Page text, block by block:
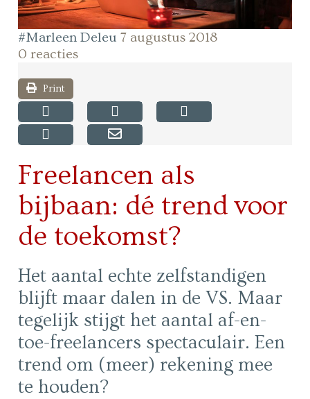
#Marleen Deleu 7 augustus 2018
0 reacties
Print
Freelancen als
bijbaan: dé trend voor
de toekomst?
Het aantal echte zelfstandigen
blijft maar dalen in de VS. Maar
tegelijk stijgt het aantal af-en-
toe-freelancers spectaculair. Een
trend om (meer) rekening mee
te houden?